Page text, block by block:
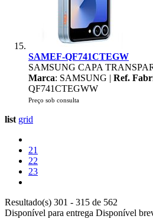
SAMEF-QF741CTEGW
SAMSUNG CAPA
Marca: SAMSUNG | Ref.
QF741CTEGWW
Preço sob consulta
list grid
21
22
23
Resultado(s) 301 - 315 de 562
Disponível para entrega Disponível